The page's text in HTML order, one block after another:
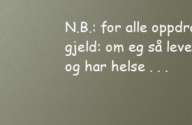
N.B.: for alle
gjeld: om eg så
og har helse . . .